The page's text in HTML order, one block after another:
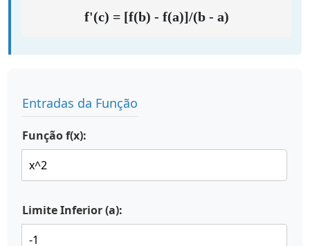
f'(c) = [f(b) - f(a)]/(b - a)
Entradas da Função
Função f(x):
Limite Inferior (a):